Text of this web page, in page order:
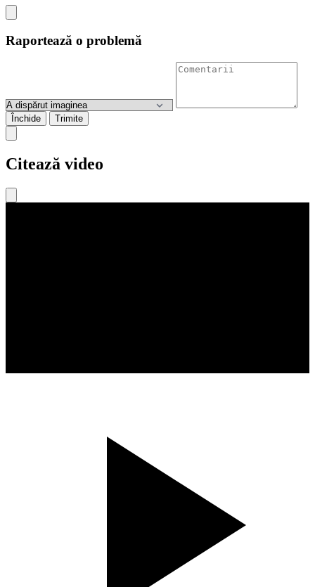
Raportează o problemă
Închide Trimite
Citează video